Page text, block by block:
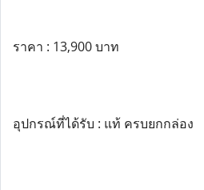
ราคา : 13,900 บาท
อุปกรณ์ที่ได้รับ : แท้ ครบยกกล่อง